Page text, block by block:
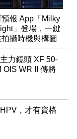
報 App「Milky
」登場，一鍵
攝時機與構圖
力鏡頭 XF 50-
OIS WR II 傳將
，才有資格